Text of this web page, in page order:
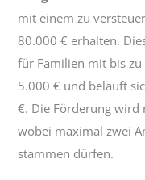
mit einem zu
80.000 € erhalten.
für Familien mit bis
5.000 € und beläuft
€. Die Förderung wird
wobei maximal zwei
stammen dürfen.